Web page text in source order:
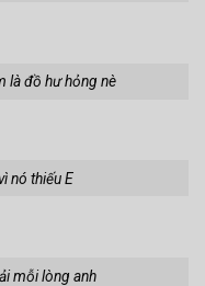
là đồ hư hỏng nè
nó thiếu E
mỗi lòng anh